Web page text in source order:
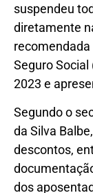
suspendeu
diretamente
recomendada
Seguro
2023 e
Segundo o
da Silva
descontos,
dos